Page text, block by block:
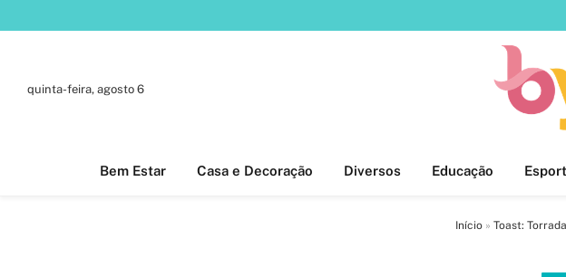
quinta-feira, agosto 6
Bem Estar Casa e Decoração Diversos Educação
Início » Toast: